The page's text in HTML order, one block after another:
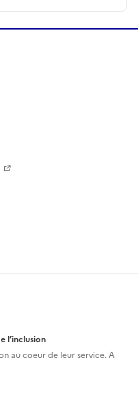
l’inclusion
aucoeur de leur service. A